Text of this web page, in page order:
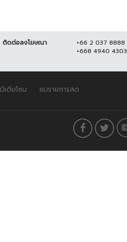
ติดต่อลงโฆษณา
+66 2 037 8888
+668 4940 4303
มีเดียโซน ชมรายการสด